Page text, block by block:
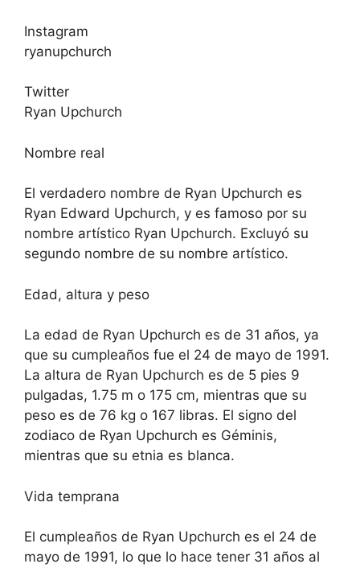
Instagram
ryanupchurch
Twitter
Ryan Upchurch
Nombre real
El verdadero nombre de Ryan Upchurch es
Ryan Edward Upchurch, y es famoso por su
nombre artístico Ryan Upchurch. Excluyó su
segundo nombre de su nombre artístico.
Edad, altura y peso
La edad de Ryan Upchurch es de 31 años, ya
que su cumpleaños fue el 24 de mayo de 1991.
La altura de Ryan Upchurch es de 5 pies 9
pulgadas, 1.75 m o 175 cm, mientras que su
peso es de 76 kg o 167 libras. El signo del
zodiaco de Ryan Upchurch es Géminis,
mientras que su etnia es blanca.
Vida temprana
El cumpleaños de Ryan Upchurch es el 24 de
mayo de 1991, lo que lo hace tener 31 años al